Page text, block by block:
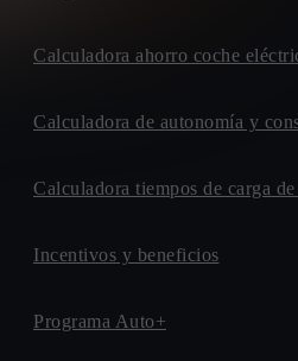
Calculadora ahorro coche
Calculadora de autonomía y
Calculadora tiempos de carga
Incentivos y beneficios
Programa Auto+